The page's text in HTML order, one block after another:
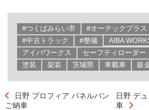
#つくばみらい市
#オーテックプラス
#中古トラック
#整備
AIBA
アイバワークス
セーフティローダー
塗装
架装 茨城県 車載車 鈑
日野 プロフィア パネルバン
ご納車
日野 デ
車